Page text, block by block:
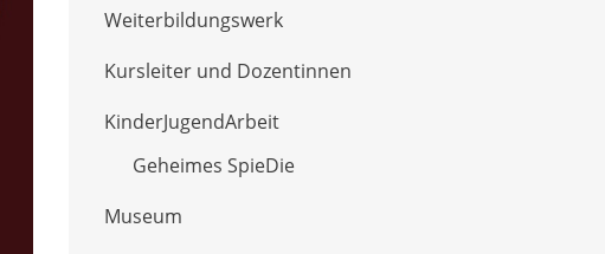
Weiterbildungswerk
Kursleiter und Dozentinnen
KinderJugendArbeit
Geheimes SpieDie
Museum